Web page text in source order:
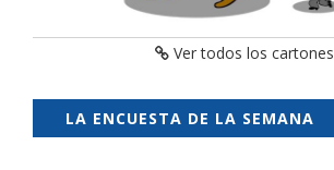
Ver todos los cartones
LA ENCUESTA DE LA SEMANA